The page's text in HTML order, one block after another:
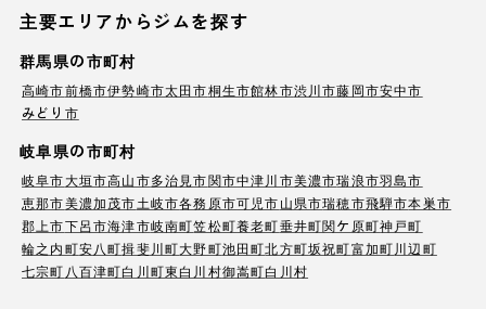
主要エリアからジムを探す
群馬県の市町村
高崎市前橋市伊勢崎市太田市桐生市館林市渋川市藤岡市安中市
みどり市
岐阜県の市町村
岐阜市大垣市高山市多治見市関市中津川市美濃市瑞浪市羽島市
恵那市美濃加茂市土岐市各務原市可児市山県市瑞穂市飛騨市本巣市
郡上市下呂市海津市岐南町笠松町養老町垂井町関ケ原町神戸町
輪之内町安八町揖斐川町大野町池田町北方町坂祝町富加町川辺町
七宗町 八百津町白川町東白川村御嵩町白川村